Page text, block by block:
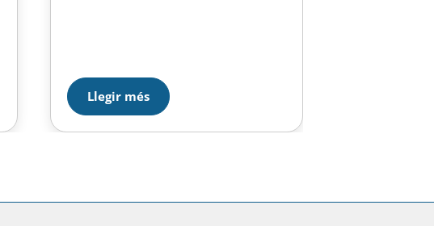
han participat. Emoció, joc i
diversió han…
Llegir més